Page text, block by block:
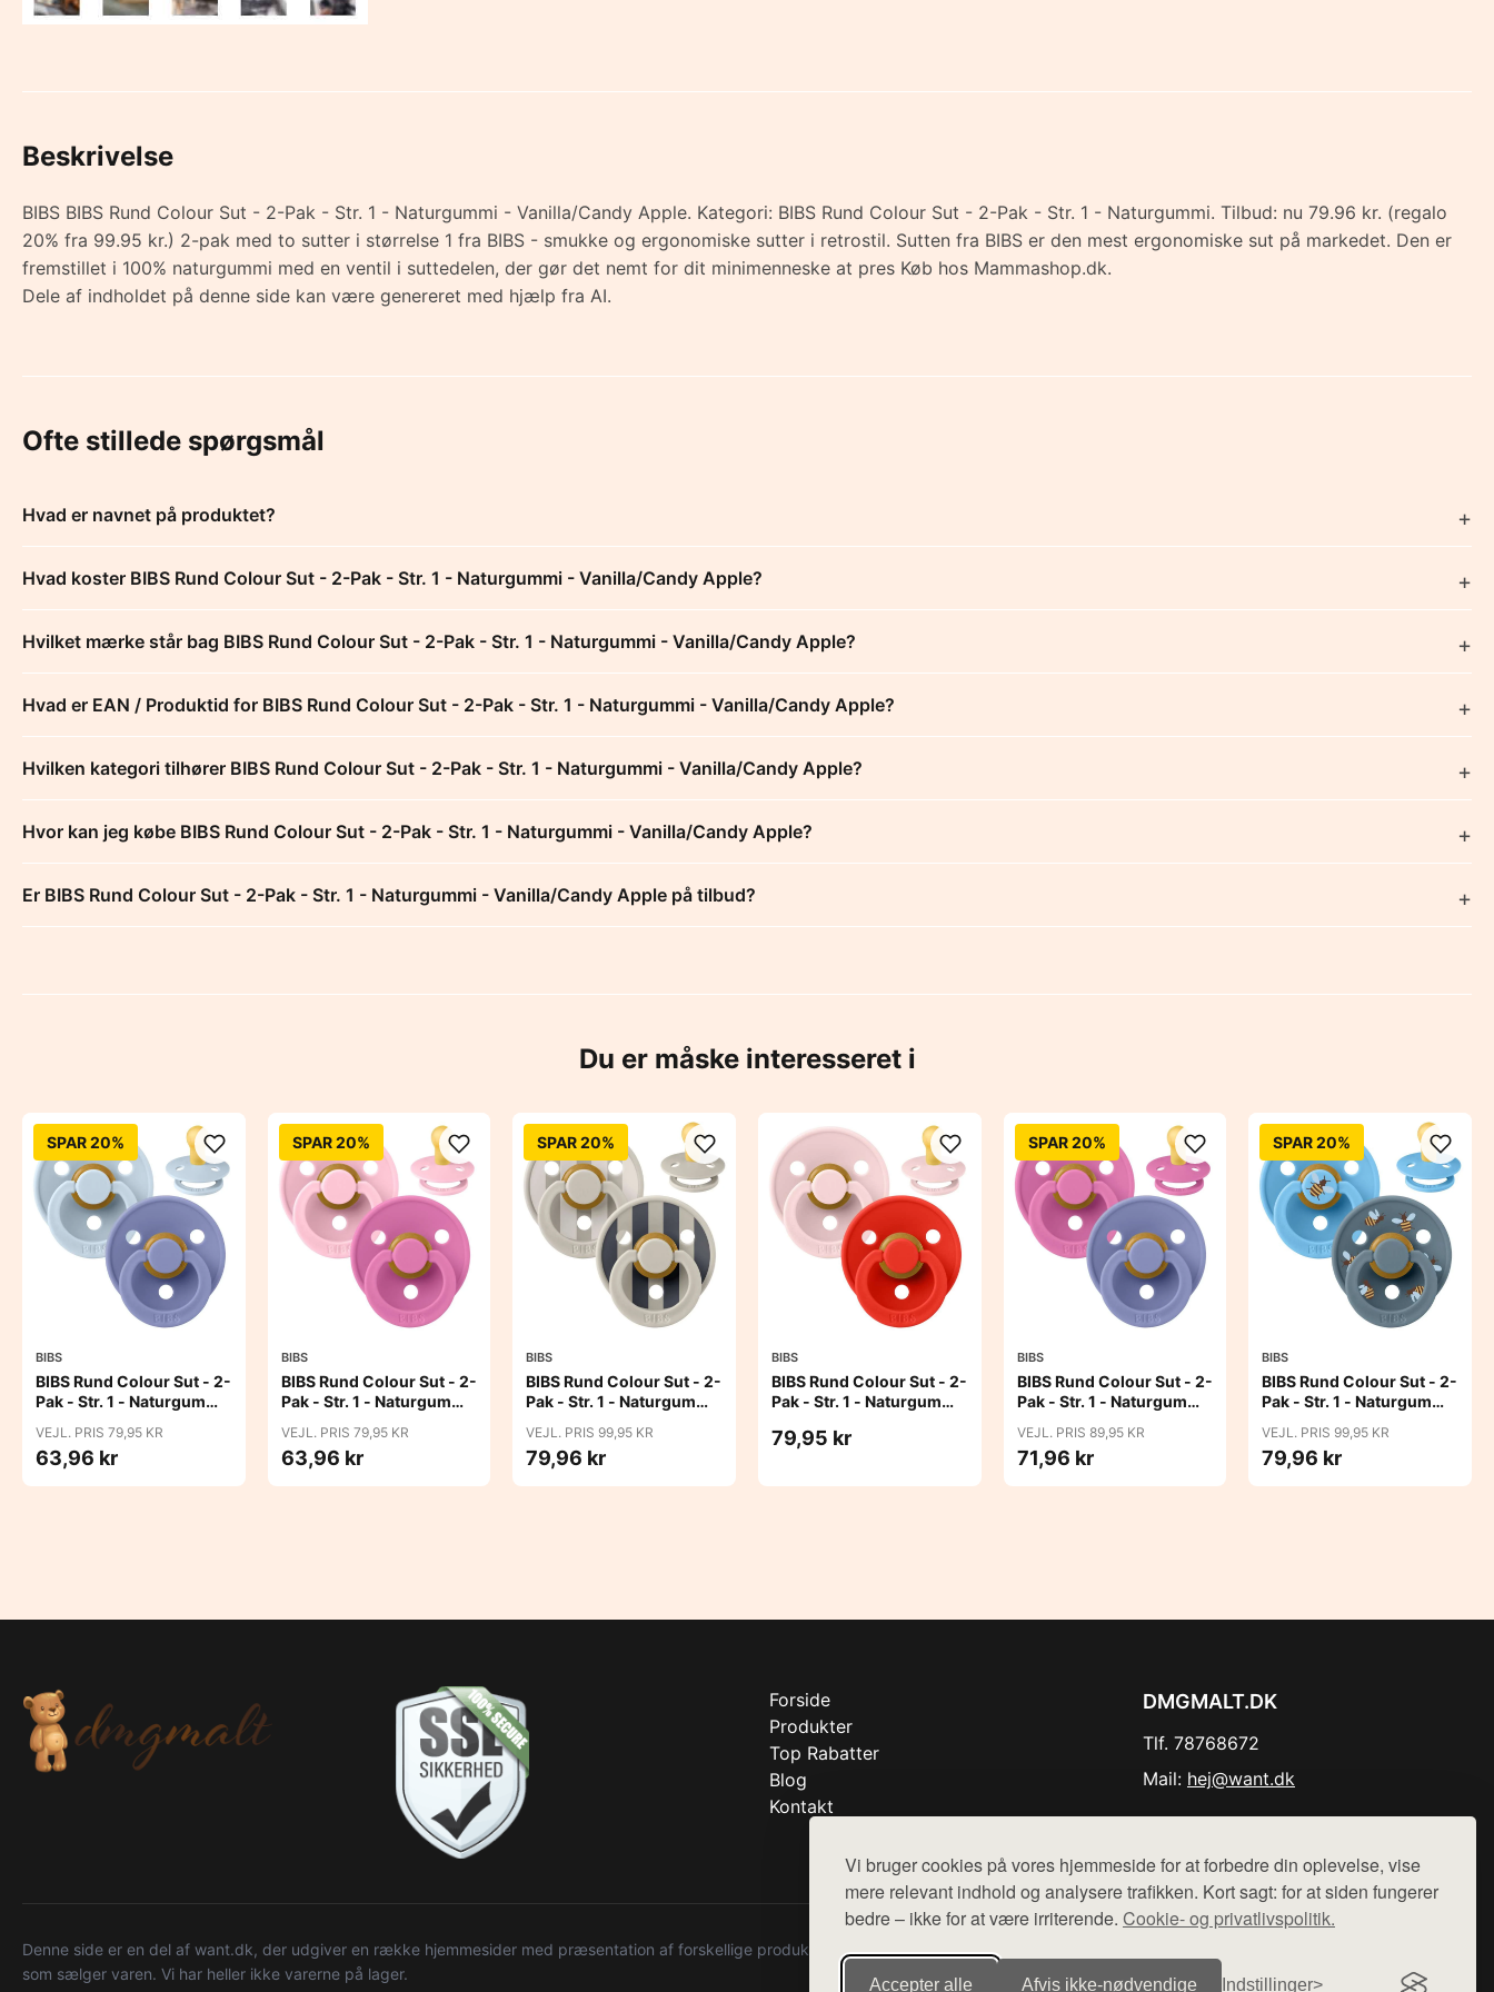
Vi bruger cookies på vores hjemmeside for at forbedre din oplevelse, vise
mere relevant indhold og analysere trafikken. Kort sagt: for at siden fungerer
bedre – ikke for at være irriterende. Cookie- og privatlivspolitik.
Accepter alle Afvis ikke‑nødvendige Indstillinger
Beskrivelse
BIBS BIBS Rund Colour Sut - 2-Pak - Str. 1 - Naturgummi - Vanilla/Candy Apple. Kategori: BIBS Rund Colour Sut - 2-Pak - Str. 1 - Naturgummi. Tilbud: nu 79.96 kr. (regalo
20% fra 99.95 kr.) 2-pak med to sutter i størrelse 1 fra BIBS - smukke og ergonomiske sutter i retrostil. Sutten fra BIBS er den mest ergonomiske sut på markedet. Den er
fremstillet i 100% naturgummi med en ventil i suttedelen, der gør det nemt for dit minimenneske at pres Køb hos Mammashop.dk.
Dele af indholdet på denne side kan være genereret med hjælp fra AI.
Ofte stillede spørgsmål
Hvad er navnet på produktet?
Hvad koster BIBS Rund Colour Sut - 2-Pak - Str. 1 - Naturgummi - Vanilla/Candy Apple?
Hvilket mærke står bag BIBS Rund Colour Sut - 2-Pak - Str. 1 - Naturgummi - Vanilla/Candy Apple?
Hvad er EAN / Produktid for BIBS Rund Colour Sut - 2-Pak - Str. 1 - Naturgummi - Vanilla/Candy Apple?
Hvilken kategori tilhører BIBS Rund Colour Sut - 2-Pak - Str. 1 - Naturgummi - Vanilla/Candy Apple?
Hvor kan jeg købe BIBS Rund Colour Sut - 2-Pak - Str. 1 - Naturgummi - Vanilla/Candy Apple?
Er BIBS Rund Colour Sut - 2-Pak - Str. 1 - Naturgummi - Vanilla/Candy Apple på tilbud?
Du er måske interesseret i
SPAR 20%
BIBS
BIBS Rund Colour Sut - 2-
Pak - Str. 1 - Naturgummi
VEJL. PRIS 79,95 KR
63,96 kr
SPAR 20%
BIBS
BIBS Rund Colour Sut - 2-
Pak - Str. 1 - Naturgummi
VEJL. PRIS 79,95 KR
63,96 kr
SPAR 20%
BIBS
BIBS Rund Colour Sut - 2-
Pak - Str. 1 - Naturgummi
VEJL. PRIS 99,95 KR
79,96 kr
BIBS
BIBS Rund Colour Sut - 2-
Pak - Str. 1 - Naturgummi
79,95 kr
SPAR 20%
BIBS
BIBS Rund Colour Sut - 2-
Pak - Str. 1 - Naturgummi
VEJL. PRIS 89,95 KR
71,96 kr
SPAR 20%
BIBS
BIBS Rund Colour Sut - 2-
Pak - Str. 1 - Naturgummi
Breeze Mix
VEJL. PRIS 99,95 KR
79,96 kr
Forside
Produkter
Top Rabatter
Blog
Kontakt
DMGMALT.DK
Tlf. 78768672
Mail: hej@want.dk
Denne side er en del af want.dk, der udgiver en række hjemmesider med præsentation af forskellige produkter fra diverse webshops. Der sælges ikke varer fra denne side - vi henviser til de shops,
som sælger varen. Vi har heller ikke varerne på lager.